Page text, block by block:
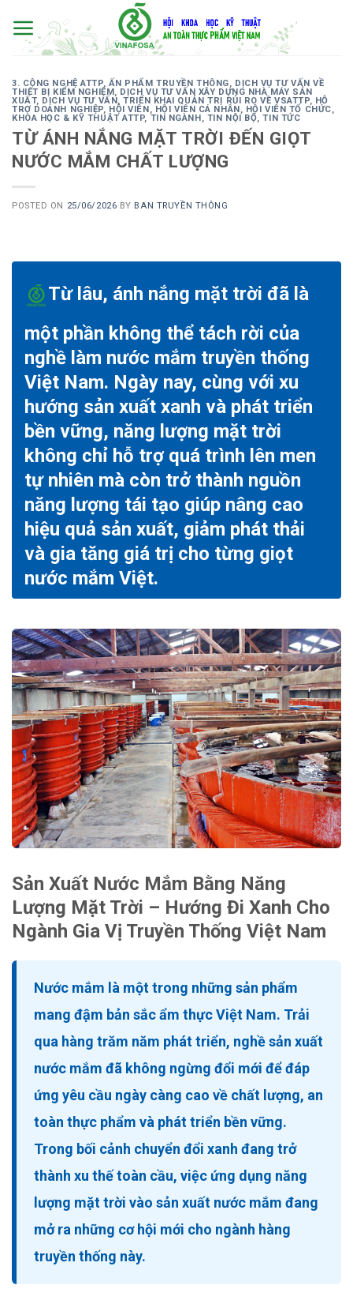
content
3. CÔNG NGHỆ ATTP, ẤN PHẨM TRUYỀN THÔNG, DỊCH VỤ TƯ VẤN VỀ
THIẾT BỊ KIỂM NGHIỆM, DỊCH VỤ TƯ VẤN XÂY DỰNG NHÀ MÁY SẢN
XUẤT, DỊCH VỤ TƯ VẤN, TRIỂN KHAI QUẢN TRỊ RỦI RO VỀ VSATTP, HỖ
TRỢ DOANH NGHIỆP, HỘI VIÊN, HỘI VIÊN CÁ NHÂN, HỘI VIÊN TỔ CHỨC,
KHOA HỌC & KỸ THUẬT ATTP, TIN NGÀNH, TIN NỘI BỘ,TIN TỨC
TỪ ÁNH NẮNG MẶT TRỜI ĐẾN GIỌT
NƯỚC MẮM CHẤT LƯỢNG
POSTED ON 25/06/2026 BY BAN TRUYỀN THÔNG
Từ lâu, ánh nắng mặt trời đã là
một phần không thể tách rời của
nghề làm nước mắm truyền thống
Việt Nam. Ngày nay, cùng với xu
hướng sản xuất xanh và phát triển
bền vững, năng lượng mặt trời
không chỉ hỗ trợ quá trình lên men
tự nhiên mà còn trở thành nguồn
năng lượng tái tạo giúp nâng cao
hiệu quả sản xuất, giảm phát thải
và gia tăng giá trị cho từng giọt
nước mắm Việt.
Sản Xuất Nước Mắm Bằng Năng
Lượng Mặt Trời – Hướng Đi Xanh Cho
Ngành Gia Vị Truyền Thống Việt Nam
Nước mắm là một trong những sản phẩm
mang đậm bản sắc ẩm thực Việt Nam. Trải
qua hàng trăm năm phát triển, nghề sản xuất
nước mắm đã không ngừng đổi mới để đáp
ứng yêu cầu ngày càng cao về chất lượng, an
toàn thực phẩm và phát triển bền vững.
Trong bối cảnh chuyển đổi xanh đang trở
thành xu thế toàn cầu, việc ứng dụng năng
lượng mặt trời vào sản xuất nước mắm đang
mở ra những cơ hội mới cho ngành hàng
truyền thống này.